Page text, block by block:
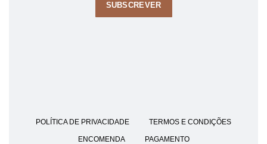
SUBSCREVER
POLÍTICA DE PRIVACIDADE TERMOS E CONDIÇÕES
ENCOMENDA PAGAMENTO